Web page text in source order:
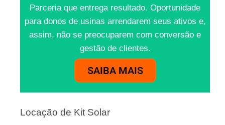
Parceria que entrega resultado. Oportunidade
para donos de usinas arrendarem seus ativos e,
assim, não se preocuparem com conversão e
gestão de clientes.
SAIBA MAIS
Locação de Kit Solar